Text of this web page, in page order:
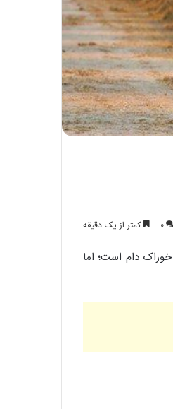
۰ کمتر از یک دقیقه
دام است؛ اما
تقی عليه السلام
مادر گرامی
تسلیت باد